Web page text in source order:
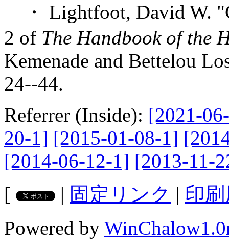
・ Lightfoot, David W.
2 of The Handbook of the
Kemenade and Bettelou
24--44.
Referrer (Inside): [2021-
20-1] [2015-01-08-1]
[2014-06-12-1] [2013-11-
[
| 固定リンク | 印
Powered by